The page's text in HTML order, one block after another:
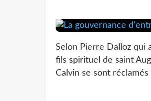
Selon Pierre Dalloz qui
fils spirituel de saint
Calvin se sont